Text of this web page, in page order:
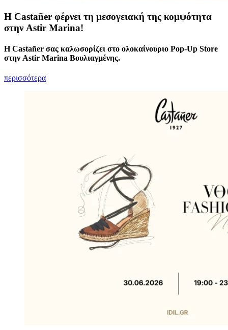
Η Castañer φέρνει τη μεσογειακή της κομψότητα
στην Astir Marina!
H Castañer σας καλωσορίζει στο ολοκαίνουριο Pop-Up Store
στην Astir Marina Βουλιαγμένης.
περισσότερα